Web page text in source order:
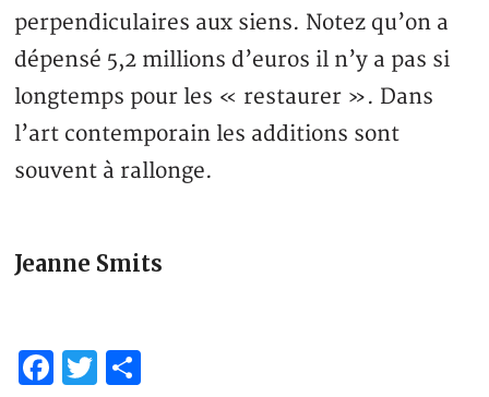
perpendiculaires aux siens. Notez qu’on a
dépensé 5,2 millions d’euros il n’y a pas si
longtemps pour les « restaurer ». Dans
l’art contemporain les additions sont
souvent à rallonge.
Jeanne Smits
Facebook
Twitter